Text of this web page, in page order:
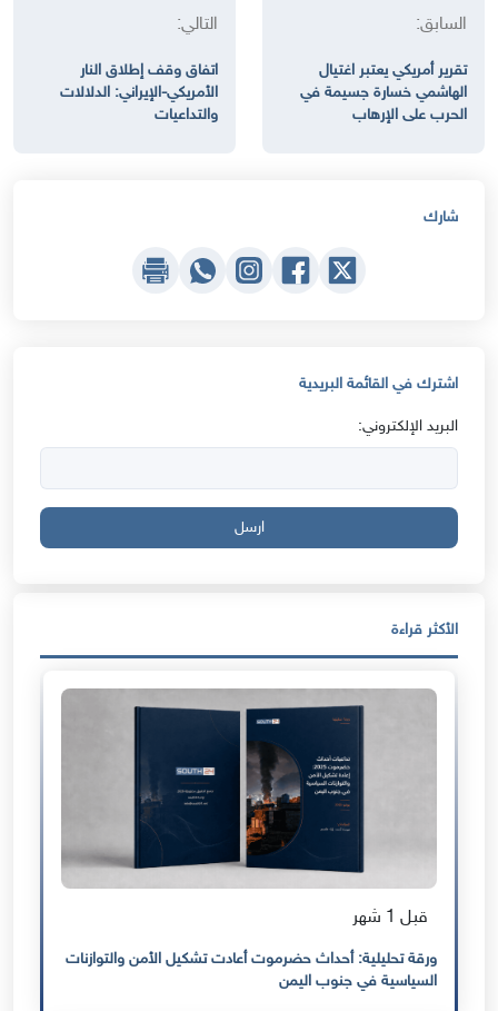
السابق:
تقرير أمريكي يعتبر اغتيال
الهاشمي خسارة جسيمة في
الحرب على الإرهاب
التالي:
اتفاق وقف إطلاق النار
الأمريكي-الإيراني: الدلالات
والتداعيات
شارك
اشترك في القائمة البريدية
البريد الإلكتروني:
ارسل
الأكثر قراءة
قبل 1 شهر
ورقة تحليلية: أحداث حضرموت أعادت تشكيل الأمن والتوازنات
السياسية في جنوب اليمن